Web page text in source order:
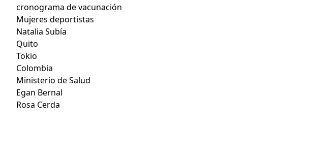
cronograma de vacunación
Mujeres deportistas
Natalia Subía
Quito
Tokio
Colombia
Ministerio de Salud
Egan Bernal
Rosa Cerda